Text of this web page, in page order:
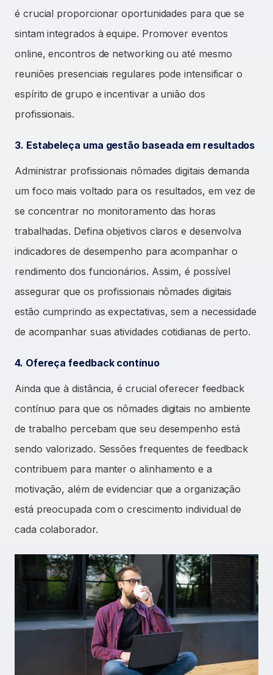
é crucial proporcionar oportunidades para que se
sintam integrados à equipe. Promover eventos
online, encontros de networking ou até mesmo
reuniões presenciais regulares pode intensificar o
espírito de grupo e incentivar a união dos
profissionais.
3. Estabeleça uma gestão baseada em resultados
Administrar profissionais nômades digitais demanda
um foco mais voltado para os resultados, em vez de
se concentrar no monitoramento das horas
trabalhadas. Defina objetivos claros e desenvolva
indicadores de desempenho para acompanhar o
rendimento dos funcionários. Assim, é possível
assegurar que os profissionais nômades digitais
estão cumprindo as expectativas, sem a necessidade
de acompanhar suas atividades cotidianas de perto.
4. Ofereça feedback contínuo
Ainda que à distância, é crucial oferecer feedback
contínuo para que os nômades digitais no ambiente
de trabalho percebam que seu desempenho está
sendo valorizado. Sessões frequentes de feedback
contribuem para manter o alinhamento e a
motivação, além de evidenciar que a organização
está preocupada com o crescimento individual de
cada colaborador.